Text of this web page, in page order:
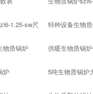
1.25-sw尺
物质锅炉
炉
特种设备生物
供暖生物质锅
5吨生物质锅炉